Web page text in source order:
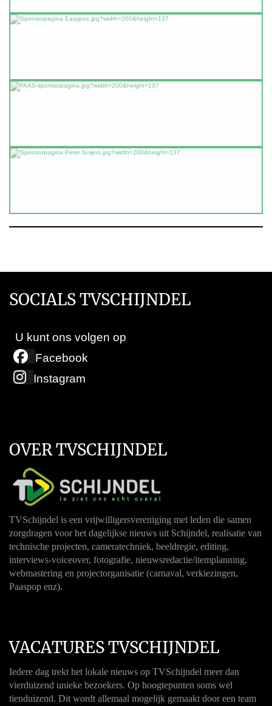
SOCIALS TVSCHIJNDEL
U kunt ons volgen op
Facebook
Instagram
OVER TVSCHIJNDEL
TVSchijndel is een vrijwilligersvereniging met leden die samen
zorgdragen voor het dagelijkse nieuws uit Schijndel, realisatie van
technische projecten, cameratechniek, beeldregie, editing,
interviews-voiceover, fotografie, nieuwsredactie/itemplanning,
webmastering en projectorganisatie (carnaval, verkiezingen,
Paaspop enz).
VACATURES TVSCHIJNDEL
Iedere dag trekt het lokale nieuws op TVSchijndel meer dan
vierduizend unieke bezoekers. Op hoogtepunten soms wel
tienduizend. Dit wordt allemaal mogelijk gemaakt door een team